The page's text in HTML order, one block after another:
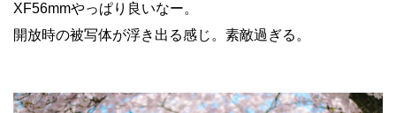
XF56mmやっぱり良いなー。
開放時の被写体が浮き出る感じ。素敵過ぎる。